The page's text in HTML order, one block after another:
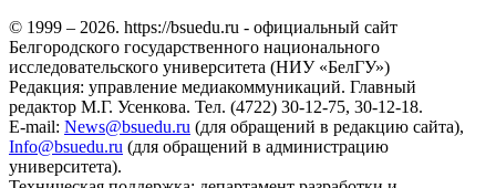
© 1999 – 2026. https://bsuedu.ru - официальный сайт
Белгородского государственного национального
исследовательского университета (НИУ «БелГУ»)
Редакция: управление медиакоммуникаций. Главный
редактор М.Г. Усенкова. Тел. (4722) 30-12-75, 30-12-18.
E-mail: News@bsuedu.ru (для обращений в редакцию сайта),
Info@bsuedu.ru (для обращений в администрацию
университета).